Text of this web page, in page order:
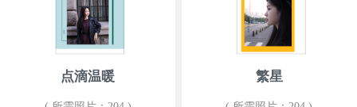
点滴温暖 繁星